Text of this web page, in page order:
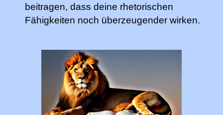
beitragen, dass deine rhetorischen
Fähigkeiten noch überzeugender wirken.